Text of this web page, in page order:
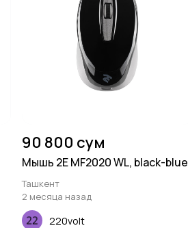
90 800 сум
Мышь 2E MF2020 WL, black-blue
Ташкент
2 месяца назад
220volt